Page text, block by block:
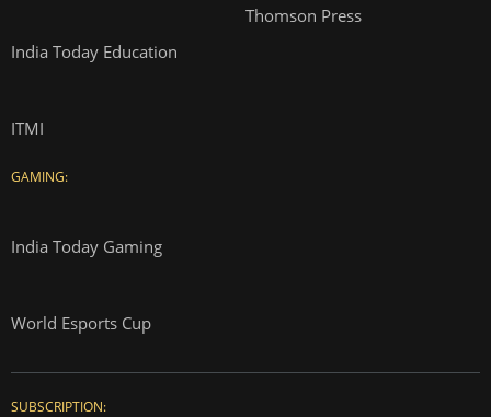
India Today Education
ITMI
GAMING:
India Today Gaming
World Esports Cup
Thomson Press
SUBSCRIPTION: